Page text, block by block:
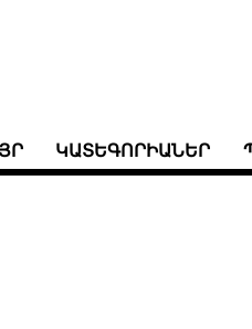
ԿԱՏԵԳՈՐԻԱՆԵՐ